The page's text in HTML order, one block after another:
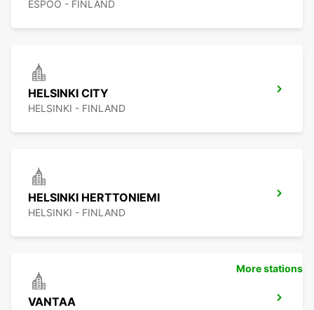
ESPOO - FINLAND
HELSINKI CITY
HELSINKI - FINLAND
HELSINKI HERTTONIEMI
HELSINKI - FINLAND
VANTAA
More stations